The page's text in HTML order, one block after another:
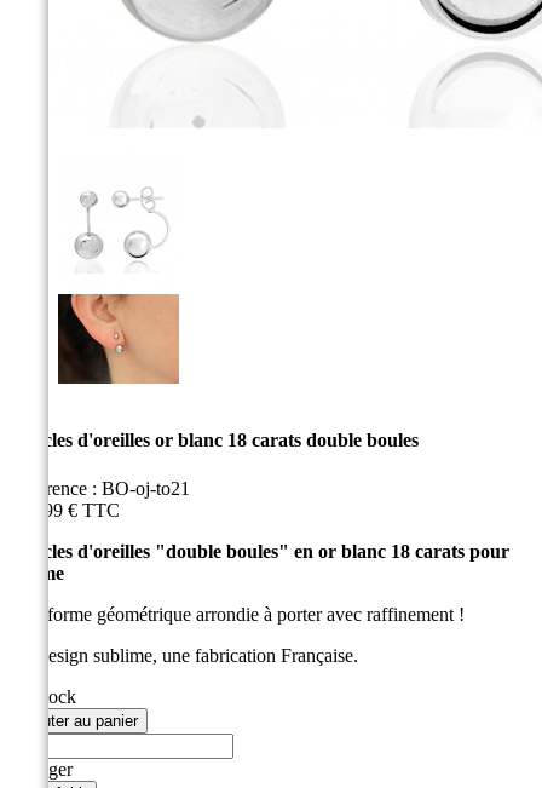
Boucles d'oreilles or blanc 18 carats double boules
Référence : BO-oj-to21
469,99 € TTC
Boucles d'oreilles "double boules" en or blanc 18 carats pour
femme
Une forme géométrique arrondie à porter avec raffinement !
Un design sublime, une fabrication Française.
En stock
Ajouter au panier
Partager